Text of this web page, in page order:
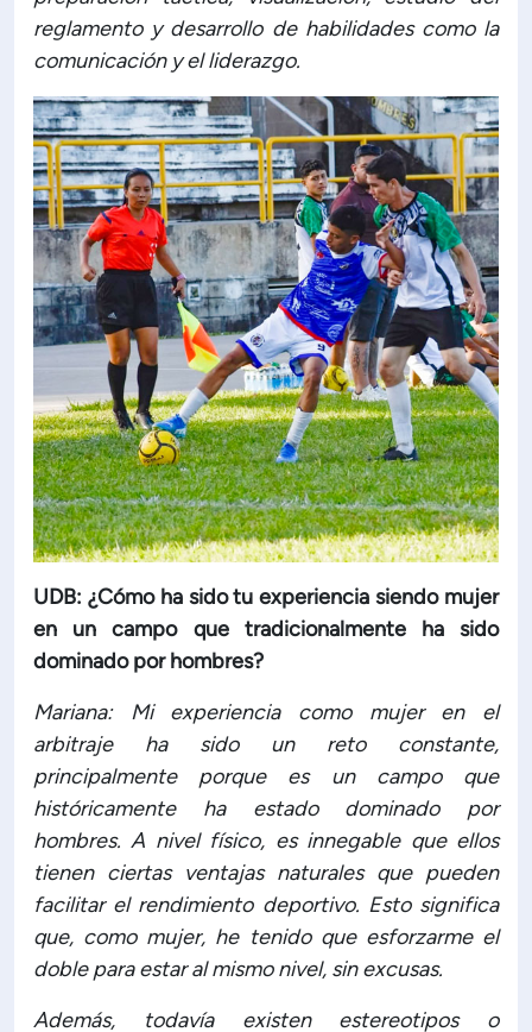
reglamento y desarrollo de habilidades como la
comunicación y el liderazgo.
UDB: ¿Cómo ha sido tu experiencia siendo mujer
en un campo que tradicionalmente ha sido
dominado por hombres?
Mariana: Mi experiencia como mujer en el
arbitraje ha sido un reto constante,
principalmente porque es un campo que
históricamente ha estado dominado por
hombres. A nivel físico, es innegable que ellos
tienen ciertas ventajas naturales que pueden
facilitar el rendimiento deportivo. Esto significa
que, como mujer, he tenido que esforzarme el
doble para estar al mismo nivel, sin excusas.
Además, todavía existen estereotipos o